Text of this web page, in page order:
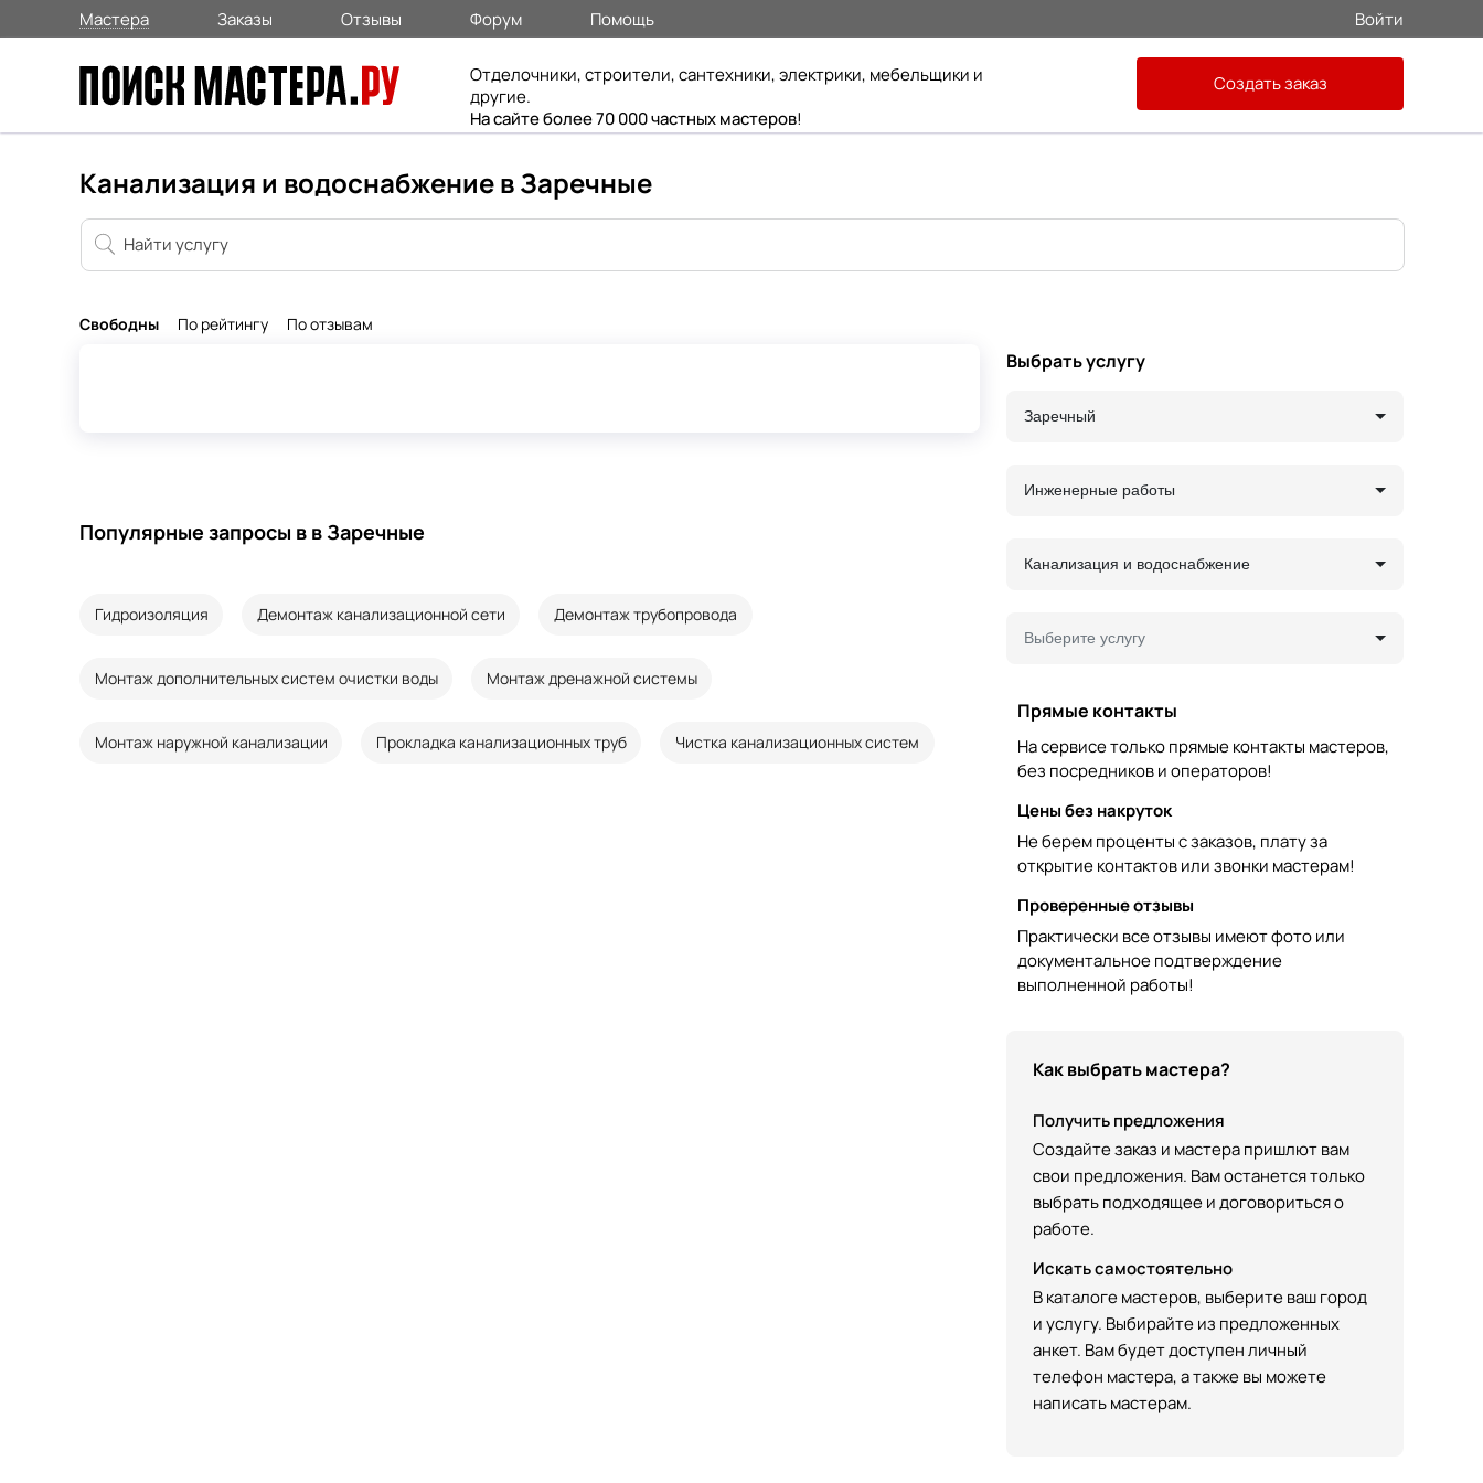
Мастера Заказы Отзывы Форум Помощь Войти
Отделочники, строители, сантехники, электрики, мебельщики и
другие.
На сайте более 70 000 частных мастеров!
Создать заказ
Канализация и водоснабжение в Заречные
Свободны По рейтингу По отзывам
Популярные запросы в в Заречные
Гидроизоляция Демонтаж канализационной сети Демонтаж трубопровода
Монтаж дополнительных систем очистки воды Монтаж дренажной системы
Монтаж наружной канализации Прокладка канализационных труб Чистка канализационных систем
Выбрать услугу
Заречный
Инженерные работы
Канализация и водоснабжение
Выберите услугу
Прямые контакты
На сервисе только прямые контакты мастеров,
без посредников и операторов!
Цены без накруток
Не берем проценты с заказов, плату за
открытие контактов или звонки мастерам!
Проверенные отзывы
Практически все отзывы имеют фото или
документальное подтверждение
выполненной работы!
Как выбрать мастера?
Получить предложения
Создайте заказ и мастера пришлют вам
свои предложения. Вам останется только
выбрать подходящее и договориться о
работе.
Искать самостоятельно
В каталоге мастеров, выберите ваш город
и услугу. Выбирайте из предложенных
анкет. Вам будет доступен личный
телефон мастера, а также вы можете
написать мастерам.